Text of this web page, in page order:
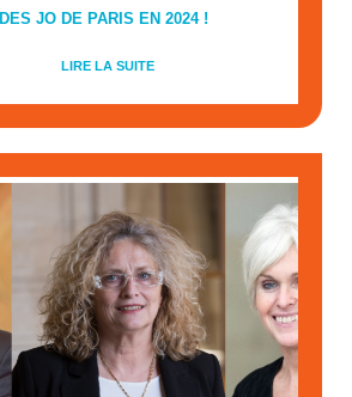
DES JO DE PARIS EN 2024 !
LIRE LA SUITE